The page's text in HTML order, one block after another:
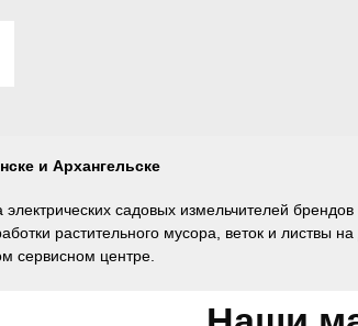
и Архангельске
садовых измельчителей
растительного мусора, веток и
сервисном центре.